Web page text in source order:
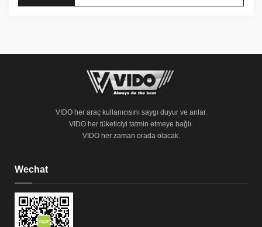
VIDO her araç kullanıcısını saygı duyur ve anlar.
VIDO her tüketiciyi tatmin etmeye bağlı.
VIDO her zaman orada olacak.
Wechat